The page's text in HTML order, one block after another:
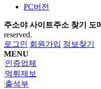
PC버전
주소야 사이트주소 찾기 도
reserved.
로그인 회원가입 정보찾기
MENU
인증업체
먹튀제보
출석부